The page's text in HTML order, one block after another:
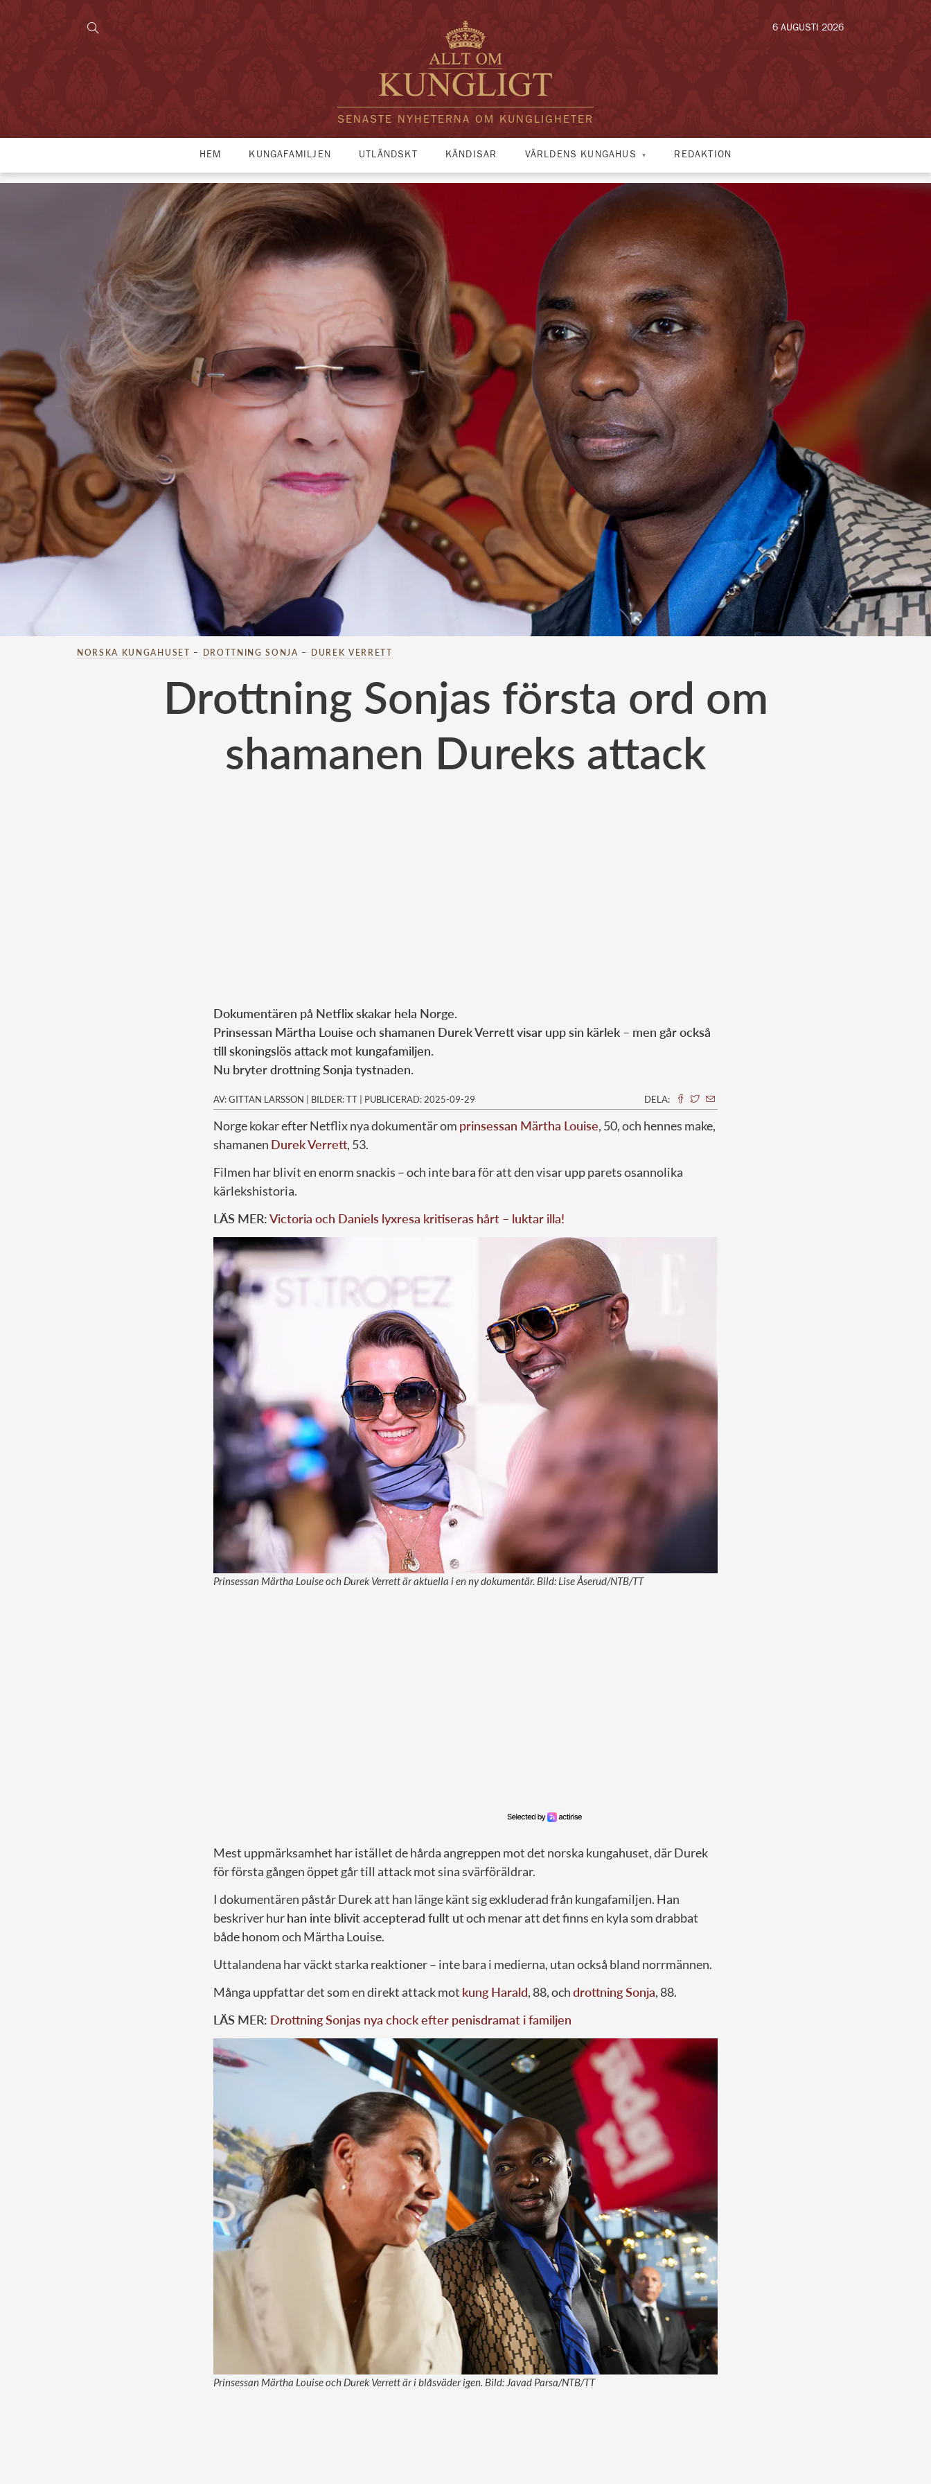
SENASTE NYHETERNA OM KUNGLIGHETER
6 AUGUSTI 2026
HEM KUNGAFAMILJEN UTLÄNDSKT KÄNDISAR VÄRLDENS KUNGAHUS REDAKTION
NORSKA KUNGAHUSET – DROTTNING SONJA – DUREK VERRETT
Drottning Sonjas första ord om
shamanen Dureks attack
Dokumentären på Netflix skakar hela Norge.
Prinsessan Märtha Louise och shamanen Durek Verrett visar upp sin kärlek – men går också
till skoningslös attack mot kungafamiljen.
Nu bryter drottning Sonja tystnaden.
AV: GITTAN LARSSON | BILDER: TT | PUBLICERAD: 2025-09-29 DELA:
Norge kokar efter Netflix nya dokumentär om prinsessan Märtha Louise, 50, och hennes make,
shamanen Durek Verrett, 53.
Filmen har blivit en enorm snackis – och inte bara för att den visar upp parets osannolika
kärlekshistoria.
LÄS MER:Victoria och Daniels lyxresa kritiseras hårt – luktar illa!
Prinsessan Märtha Louise och Durek Verrett är aktuella i en ny dokumentär. Bild: Lise Åserud/NTB/TT
Mest uppmärksamhet har istället de hårda angreppen mot det norska kungahuset, där Durek
för första gången öppet går till attack mot sina svärföräldrar.
I dokumentären påstår Durek att han länge känt sig exkluderad från kungafamiljen. Han
beskriver hurhan inte blivit accepterad fullt utoch menar att det finns en kyla som drabbat
både honom och Märtha Louise.
Uttalandena har väckt starka reaktioner – inte bara i medierna, utan också bland norrmännen.
Många uppfattar det som en direkt attack mot kung Harald, 88, ochdrottning Sonja, 88.
LÄS MER: Drottning Sonjas nya chock efter penisdramat i familjen
Prinsessan Märtha Louise och Durek Verrett är i blåsväder igen. Bild: Javad Parsa/NTB/TT